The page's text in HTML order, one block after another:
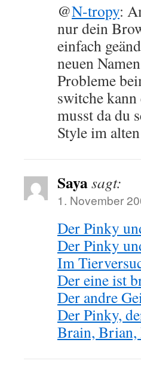
@N-tropy:
nur dein
einfach
neuen
Probleme
switche kann
musst da du
Style im
Sayasagt:
1. November
Der Pinky
Der Pinky
Im
Der eine ist
Der andre
Der Pinky,
Brain,